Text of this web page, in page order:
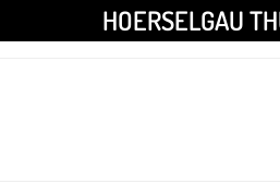
HOERSELGAU